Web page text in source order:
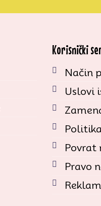
Korisnički
Način
Uslovi
Povrat
Pravo